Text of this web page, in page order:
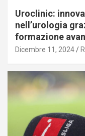
Uroclinic:
nell’urologia
formazione
Dicembre 11, 2024